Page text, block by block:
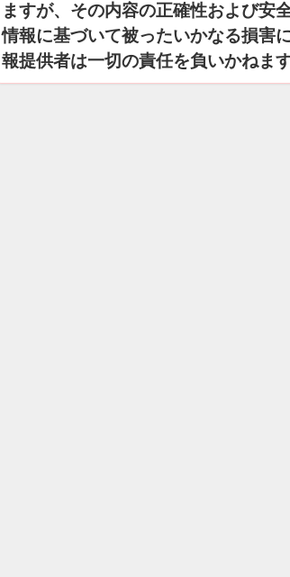
ますが、その内容の正確性および安
情報に基づいて被ったいかなる損害
報提供者は一切の責任を負いかねます